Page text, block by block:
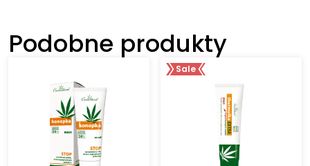
119.99 zł
Opcje
można
wybrać
Podobne produkty
Sale